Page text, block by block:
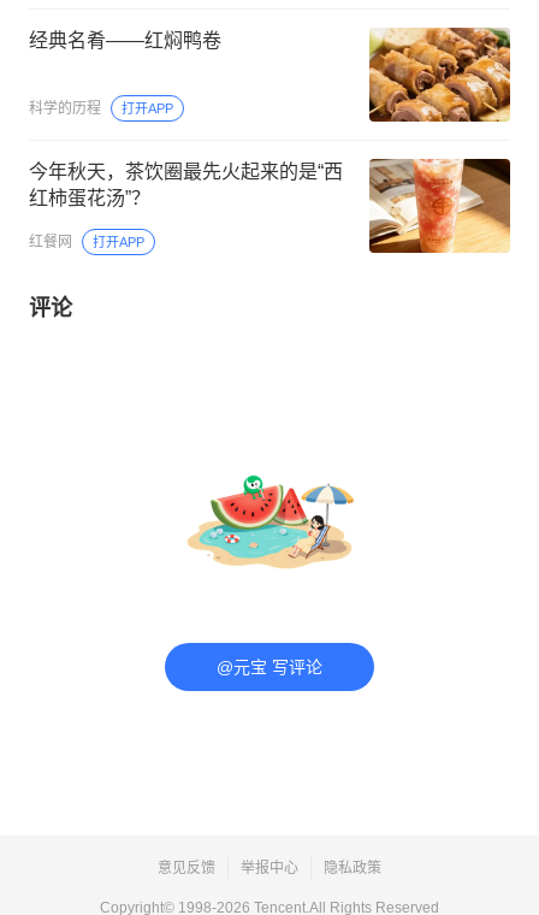
经典名肴——红焖鸭卷
科学的历程 打开APP
今年秋天，茶饮圈最先火起来的是“西
红柿蛋花汤”？
红餐网 打开APP
评论
@元宝 写评论
意见反馈 举报中心 隐私政策
Copyright© 1998-2026 Tencent.All Rights Reserved